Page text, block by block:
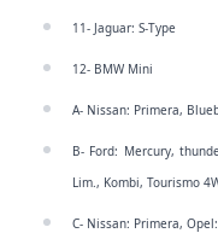
11- Jaguar: S-Type
12- BMW Mini
A- Nissan: Primera,
B- Ford: Mercury,
Lim., Kombi, Tourismo
C- Nissan: Primera,